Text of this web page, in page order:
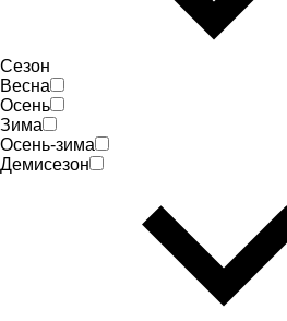
Сезон
Весна
Осень
Зима
Осень-зима
Демисезон